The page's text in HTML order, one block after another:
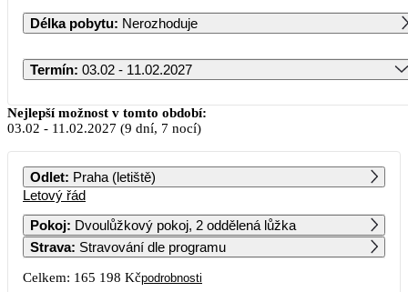
Délka pobytu: Nerozhoduje
Termín: 03.02 - 11.02.2027
Únor 2027
PO ÚT ST ČT PÁ SO NE
82 599
8 9 10 11
Nejlepší možnost v tomto období:
03.02 - 11.02.2027 (9 dní, 7 nocí)
Odlet: Praha (letiště)
Letový řád
Pokoj: Dvoulůžkový pokoj, 2 oddělená lůžka
Strava: Stravování dle programu
Celkem: 165 198 Kčpodrobnosti